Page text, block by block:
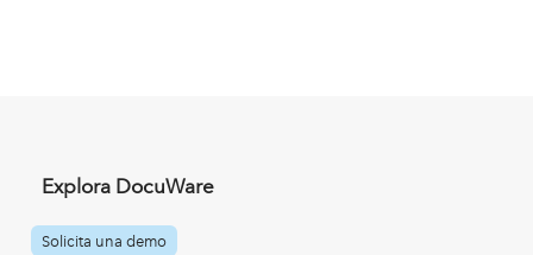
Explora DocuWare
Solicita una demo